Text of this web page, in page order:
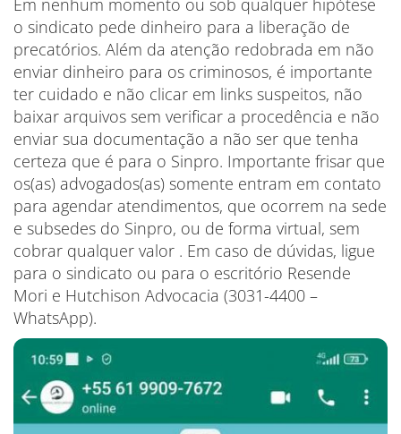
Em nenhum momento ou sob qualquer hipótese
o sindicato pede dinheiro para a liberação de
precatórios. Além da atenção redobrada em não
enviar dinheiro para os criminosos, é importante
ter cuidado e não clicar em links suspeitos, não
baixar arquivos sem verificar a procedência e não
enviar sua documentação a não ser que tenha
certeza que é para o Sinpro. Importante frisar que
os(as) advogados(as) somente entram em contato
para agendar atendimentos, que ocorrem na sede
e subsedes do Sinpro, ou de forma virtual, sem
cobrar qualquer valor . Em caso de dúvidas, ligue
para o sindicato ou para o escritório Resende
Mori e Hutchison Advocacia (3031-4400 –
WhatsApp).